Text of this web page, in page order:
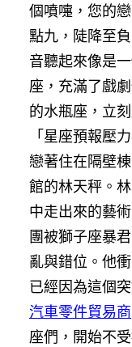
個噴嚏，您的
點九，陡降至
音聽起來像是
座，充滿了戲
的水瓶座，立
「星座預報壓
戀著住在隔壁
館的林天秤。
中走出來的藝
團被獅子座暴
亂與錯位。他
已經因為這個
汽車零件貿易商
座們，開始不